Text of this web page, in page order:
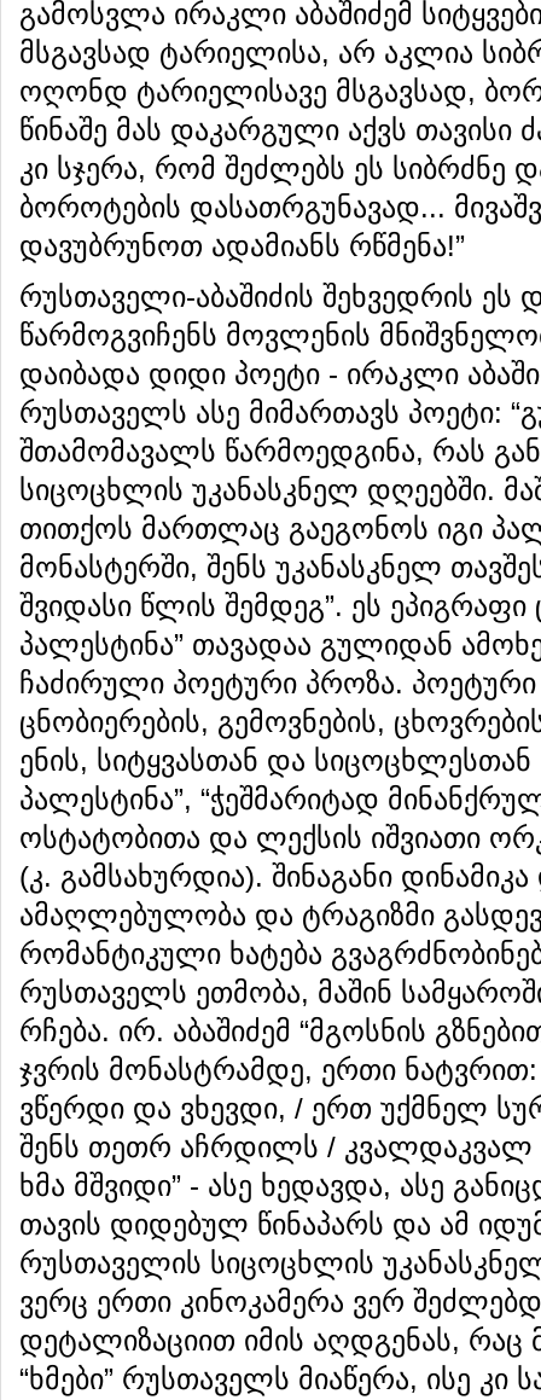
გამოსვლა ირაკლი აბაშიძემ
მსგავსად ტარიელისა, არ აკლია
ოღონდ ტარიელისავე მსგავსად,
წინაშე მას დაკარგული აქვს
კი სჯერა, რომ შეძლებს ეს
ბოროტების დასათრგუნავად...
დავუბრუნოთ ადამიანს რწმენა!”
რუსთაველი-აბაშიძის შეხვედრის
წარმოგვიჩენს მოვლენის
დაიბადა დიდი პოეტი - ირაკლი
რუსთაველს ასე მიმართავს პოეტი:
შთამომავალს წარმოედგინა, რას
სიცოცხლის უკანასკნელ დღეებში.
თითქოს მართლაც გაეგონოს იგი
მონასტერში, შენს უკანასკნელ
შვიდასი წლის შემდეგ”. ეს
პალესტინა” თავადაა გულიდან
ჩაძირული პოეტური პროზა. პოეტური
ცნობიერების, გემოვნების,
ენის, სიტყვასთან და
პალესტინა”, “ჭეშმარიტად
ოსტატობითა და ლექსის იშვიათი
(კ. გამსახურდია). შინაგანი
ამაღლებულობა და ტრაგიზმი
რომანტიკული ხატება
რუსთაველს ეთმობა, მაშინ
რჩება. ირ. აბაშიძემ “მგოსნის
ჯვრის მონასტრამდე, ერთი
ვწერდი და ვხევდი, / ერთ უქმნელ
შენს თეთრ აჩრდილს / კვალდაკვალ
ხმა მშვიდი” - ასე ხედავდა, ასე
თავის დიდებულ წინაპარს და ამ
რუსთაველის სიცოცხლის
ვერც ერთი კინოკამერა ვერ
დეტალიზაციით იმის აღდგენას, რაც
“ხმები” რუსთაველს მიაწერა, ისე კი